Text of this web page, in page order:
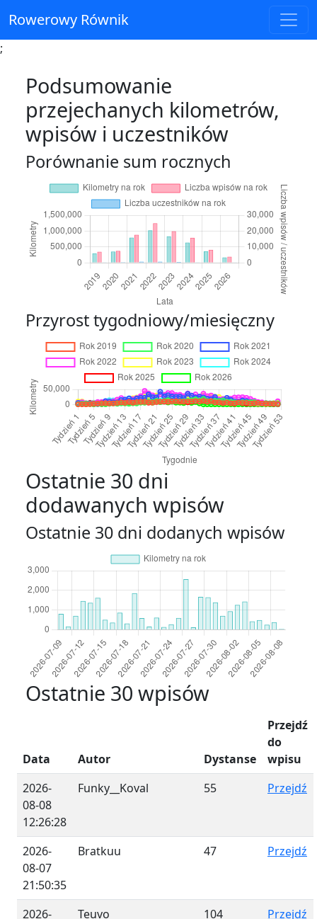
Rowerowy Równik
;
Podsumowanie
przejechanych kilometrów,
wpisów i uczestników
Porównanie sum rocznych
Przyrost tygodniowy/miesięczny
Ostatnie 30 dni
dodawanych wpisów
Ostatnie 30 dni dodanych wpisów
Ostatnie 30 wpisów
Data Autor Dystanse
Przejdź
do
wpisu
2026-
08-08
12:26:28
Funky__Koval 55 Przejdź
2026-
08-07
21:50:35
Bratkuu 47 Przejdź
2026-
Teuvo 104 Przejdź